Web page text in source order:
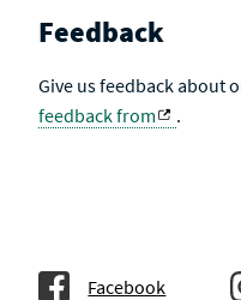
Feedback
Give us feedback about
feedback from
.
Facebook